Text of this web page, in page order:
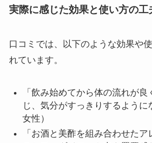
実際に感じた効果と使い方の工
口コミでは、以下のような効果や
れています。
「飲み始めてから体の流れが
じ、気分がすっきりするように
女性）
「お酒と美酢を組み合わせた